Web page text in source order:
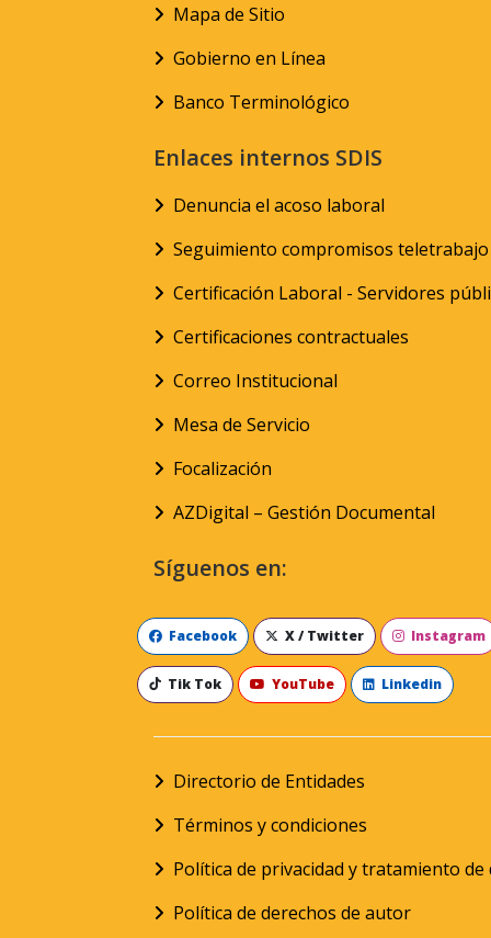
Mapa de Sitio
Gobierno en Línea
Banco Terminológico
Enlaces internos SDIS
Denuncia el acoso laboral
Seguimiento compromisos teletrabajo
Certificación Laboral - Servidores
Certificaciones contractuales
Correo Institucional
Mesa de Servicio
Focalización
AZDigital – Gestión Documental
Síguenos en:
Facebook X / Twitter Instagram
Tik Tok YouTube Linkedin
Directorio de Entidades
Términos y condiciones
Política de privacidad y tratamiento
Política de derechos de autor